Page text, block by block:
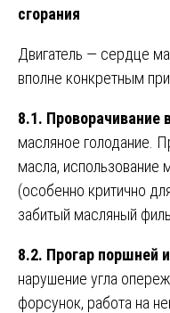
сгорания
Двигатель — сердце
вполне конкретным
8.1. Проворачивание
масляное голодание.
масла, использование
(особенно критично
забитый масляный
8.2. Прогар поршней
нарушение угла
форсунок, работа на